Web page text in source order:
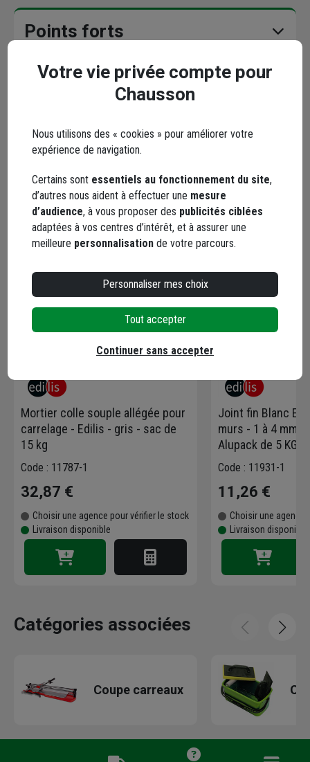
Points forts
Description
En complément
Mortier colle souple allégée pour
carrelage - Edilis - gris - sac de
15 kg
Code : 11787-1
32,87 €
Choisir une agence pour vérifier le stock
Livraison disponible
Joint fin Blanc
murs - 1 à 4 mm
Alupack de 5 KG
Code : 11931-1
11,26 €
Choisir une agence
Livraison disponible
Catégories associées
Coupe carreaux
Votre vie privée compte pour
Chausson
Nous utilisons des « cookies » pour améliorer votre
expérience de navigation.
Certains sont essentiels au fonctionnement du site,
d’autres nous aident à effectuer une mesure
d’audience, à vous proposer des publicités ciblées
adaptées à vos centres d’intérêt, et à assurer une
meilleure personnalisation de votre parcours.
Personnaliser mes choix
Tout accepter
Continuer sans accepter